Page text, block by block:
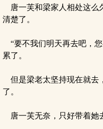
唐一芙和梁家人相处这么
清楚了。
“要不我们明天再去吧，
累了。
但是梁老太坚持现在就去
了。
唐一芙无奈，只好带着她